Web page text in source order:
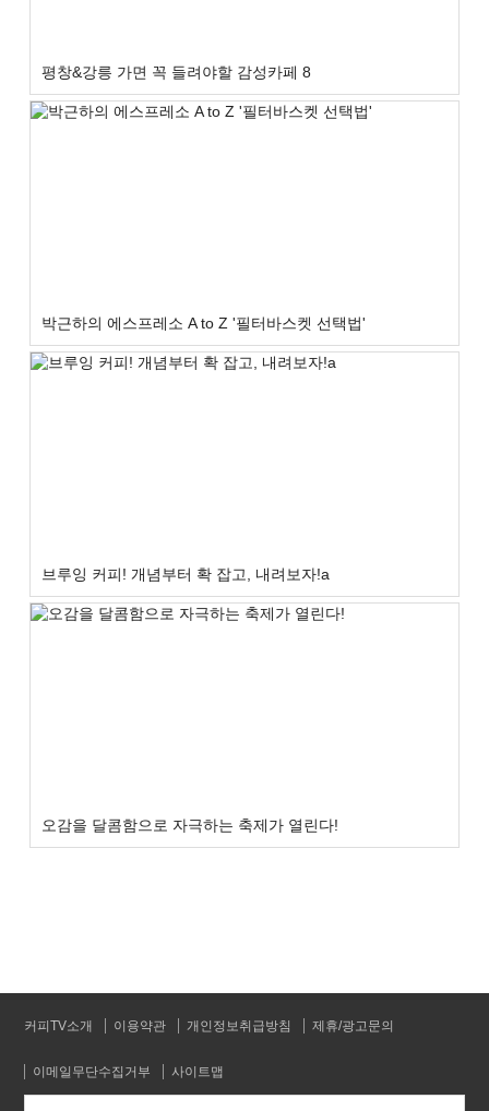
평창&강릉 가면 꼭 들려야할 감성카페 8
박근하의 에스프레소 A to Z '필터바스켓 선택법'
브루잉 커피! 개념부터 확 잡고, 내려보자!a
오감을 달콤함으로 자극하는 축제가 열린다!
커피TV소개 이용약관 개인정보취급방침 제휴/광고문의
이메일무단수집거부 사이트맵